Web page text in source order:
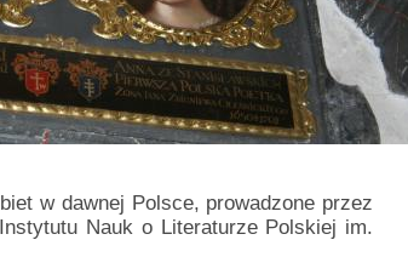
w dawnej Polsce, prowadzone przez
Nauk o Literaturze Polskiej im.